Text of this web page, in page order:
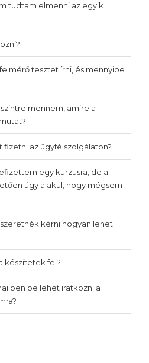
tudtam elmenni az egyik
tesztet írni, és mennyibe
mennem, amire a
fizetni az ügyfélszolgálaton?
egy kurzusra, de a
úgy alakul, hogy mégsem
kérni hogyan lehet
készítetek fel?
be lehet iratkozni a